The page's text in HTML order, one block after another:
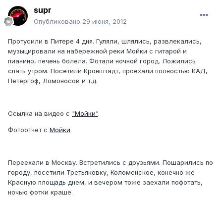
supr
Опубликовано 29 июня, 2012
Протусили в Питере 4 дня. Гуляли, шлялись, развлекались,
музыцировали на набережной реки Мойки с гитарой и
пианино, печень болела. Фотали ночной город. Ложились
спать утром. Посетили Кронштадт, проехали полностью КАД,
Петергоф, Ломоносов и т.д.
Ссылка на видео с "Мойки".
Фотоотчет с Мойки.
Переехали в Москву. Встретились с друзьями. Пошарились по
городу, посетили Третьяковку, Коломенское, конечно же
Красную площадь днем, и вечером тоже заехали пофотать,
ночью фотки краше.